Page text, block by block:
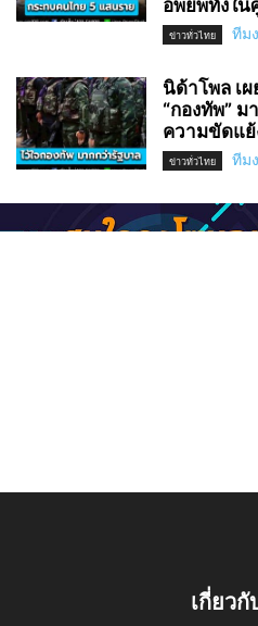
อพยพทั้งใ
ข่าวทั่วไทย ทีม
นิด้าโพล เ
“กองทัพ” ม
ความขัดแ
ข่าวทั่วไทย ทีม
เกี่ยวกั